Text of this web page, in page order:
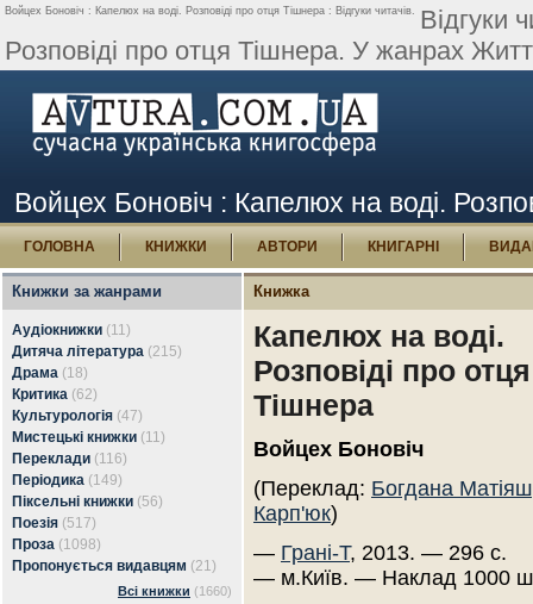
Войцех Боновіч : Капелюх на воді. Розповіді про отця Тішнера : Відгуки читачів. Відгуки
Розповіді про отця Тішнера. У жанрах
Войцех Боновіч : Капелюх на воді.
ГОЛОВНА КНИЖКИ АВТОРИ КНИГАРНІ
Книжки за жанрами
Аудіокнижки (11)
Дитяча література (215)
Драма (18)
Критика (62)
Культурологія (47)
Мистецькі книжки (11)
Переклади (116)
Періодика (149)
Піксельні книжки (56)
Поезія (517)
Проза (1098)
Пропонується видавцям (21)
Всі книжки (1660)
Книжка
Капелюх на воді.
Розповіді про отця
Тішнера
Войцех Боновіч
(Переклад: Богдана Матіяш
Карп'юк)
— Грані-Т, 2013. — 296 с.
— м.Київ. — Наклад 1000